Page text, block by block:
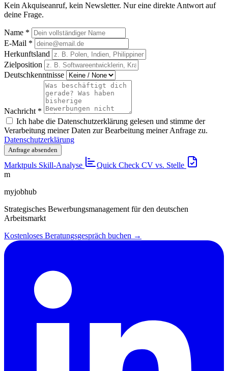
Kein Akquiseanruf, kein Newsletter. Nur eine direkte Antwort auf
deine Frage.
Name *
E-Mail *
Herkunftsland
Zielposition
Deutschkenntnisse
Nachricht *
Ich habe die Datenschutzerklärung gelesen und stimme der
Verarbeitung meiner Daten zur Bearbeitung meiner Anfrage zu.
Datenschutzerklärung
Anfrage absenden
Marktpuls Skill-Analyse Quick Check CV vs. Stelle
m
myjobhub
Strategisches Bewerbungsmanagement für den deutschen
Arbeitsmarkt
Kostenloses Beratungsgespräch buchen →